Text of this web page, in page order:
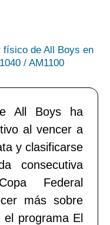
All Boys ha
al vencer a
y clasificarse
consecutiva
Federal
más sobre
el programa El